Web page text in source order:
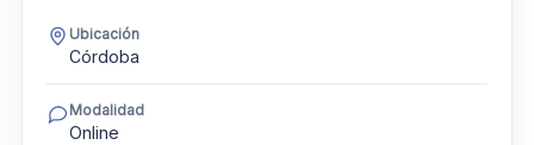
Ubicación
Córdoba
Modalidad
Online